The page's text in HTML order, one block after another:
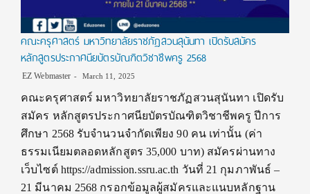
คณะครุศาสตร์ มหาวิทยาลัยราชภัฏสวนสุนันทา เปิดรับสมัคร
หลักสูตรประกาศนียบัตรบัณฑิตวิชาชีพครู 2568
EZ Webmaster March 11, 2025
คณะครุศาสตร์ มหาวิทยาลัยราชภัฏสวนสุนันทา เปิดรับ
สมัคร หลักสูตรประกาศนียบัตรบัณฑิตวิชาชีพครู ปีการ
ศึกษา 2568 รับจำนวนจำกัดเพียง 90 คน เท่านั้น (ค่า
ธรรมเนียมตลอดหลักสูตร 35,000 บาท) สมัครผ่านทาง
เว็บไซต์ https://admission.ssru.ac.th วันที่ 21 กุมภาพันธ์ –
21 มีนาคม 2568 กรอกข้อมูลผู้สมัครและแนบหลักฐาน